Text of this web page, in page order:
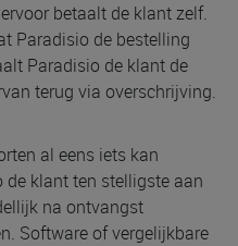
betaalt de klant zelf.
Paradisio de bestelling
Paradisio de klant de
terug via overschrijving.
al eens iets kan
de klant ten stelligste aan
na ontvangst
Software of vergelijkbare